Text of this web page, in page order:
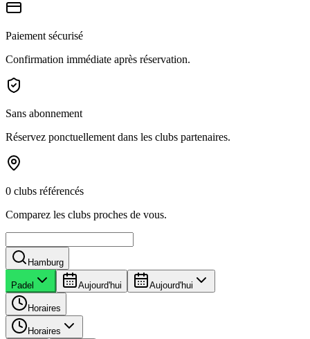
Paiement sécurisé
Confirmation immédiate après réservation.
Sans abonnement
Réservez ponctuellement dans les clubs partenaires.
0 clubs référencés
Comparez les clubs proches de vous.
Hamburg
Padel Aujourd'hui Aujourd'hui
Horaires
Horaires